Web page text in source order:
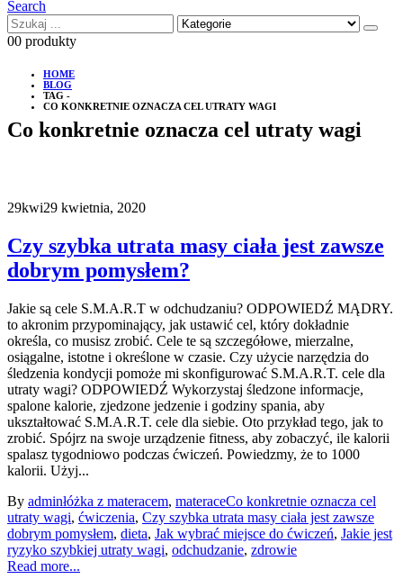
Search
00 produkty
HOME
BLOG
TAG -
CO KONKRETNIE OZNACZA CEL UTRATY WAGI
Co konkretnie oznacza cel utraty wagi
29kwi29 kwietnia, 2020
Czy szybka utrata masy ciała jest zawsze
dobrym pomysłem?
Jakie są cele S.M.A.R.T w odchudzaniu? ODPOWIEDŹ MĄDRY.
to akronim przypominający, jak ustawić cel, który dokładnie
określa, co musisz zrobić. Cele te są szczegółowe, mierzalne,
osiągalne, istotne i określone w czasie. Czy użycie narzędzia do
śledzenia kondycji pomoże mi skonfigurować S.M.A.R.T. cele dla
utraty wagi? ODPOWIEDŹ Wykorzystaj śledzone informacje,
spalone kalorie, zjedzone jedzenie i godziny spania, aby
ukształtować S.M.A.R.T. cele dla siebie. Oto przykład tego, jak to
zrobić. Spójrz na swoje urządzenie fitness, aby zobaczyć, ile kalorii
spalasz tygodniowo podczas ćwiczeń. Powiedzmy, że to 1000
kalorii. Użyj...
By adminłóżka z materacem, materaceCo konkretnie oznacza cel
utraty wagi, ćwiczenia, Czy szybka utrata masy ciała jest zawsze
dobrym pomysłem, dieta, Jak wybrać miejsce do ćwiczeń, Jakie jest
ryzyko szybkiej utraty wagi, odchudzanie, zdrowie
Read more...